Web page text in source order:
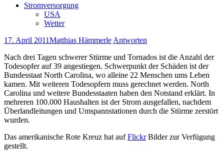
Stromversorgung
USA
Wetter
17. April 2011Matthias Hämmerle Antworten
Nach drei Tagen schwerer Stürme und Tornados ist die Anzahl der
Todesopfer auf 39 angestiegen. Schwerpunkt der Schäden ist der
Bundesstaat North Carolina, wo alleine 22 Menschen ums Leben
kamen. Mit weiteren Todesopfern muss gerechnet werden. North
Carolina und weitere Bundesstaaten haben den Notstand erklärt. In
mehreren 100.000 Haushalten ist der Strom ausgefallen, nachdem
Überlandleitungen und Umspannstationen durch die Stürme zerstört
wurden.
Das amerikanische Rote Kreuz hat aufFlickrBilder zur Verfügung
gestellt.